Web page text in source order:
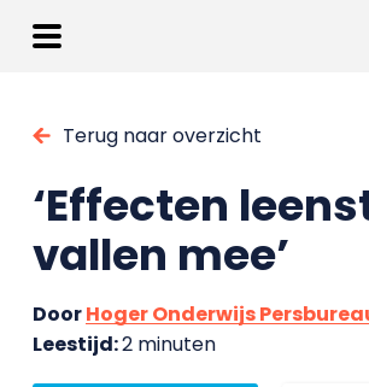
Terug naar overzicht
‘Effecten
vallen mee’
DoorHoger Onderwijs
Leestijd:2 minuten